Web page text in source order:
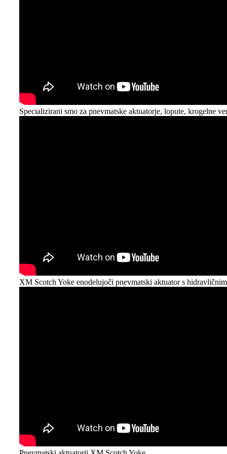
Specializirani smo za pnevmatske aktuatorje, lopute, krogelne
XM Scotch Yoke enodelujoči pnevmatski aktuator s